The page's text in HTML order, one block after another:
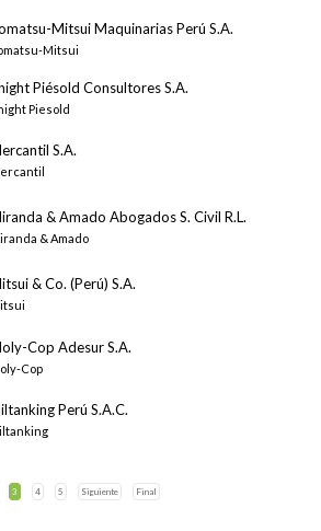
Mitsui Maquinarias Perú S.A.
Mitsui
Piésold Consultores S.A.
Piesold
S.A.
& Amado Abogados S. Civil R.L.
& Amado
& Co. (Perú) S.A.
Cop Adesur S.A.
Cop
Perú S.A.C.
3 4 5 Siguiente Final